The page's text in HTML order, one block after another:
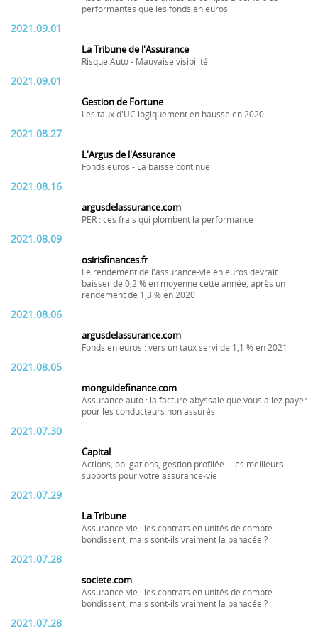
performantes que les fonds en euros
2021.09.01
La Tribune de l'Assurance
Risque Auto - Mauvaise visibilité
2021.09.01
Gestion de Fortune
Les taux d'UC logiquement en hausse en 2020
2021.08.27
L'Argus de l'Assurance
Fonds euros - La baisse continue
2021.08.16
argusdelassurance.com
PER : ces frais qui plombent la performance
2021.08.09
osirisfinances.fr
Le rendement de l'assurance-vie en euros devrait
baisser de 0,2 % en moyenne cette année, après un
rendement de 1,3 % en 2020
2021.08.06
argusdelassurance.com
Fonds en euros : vers un taux servi de 1,1 % en 2021
2021.08.05
monguidefinance.com
Assurance auto : la facture abyssale que vous allez payer
pour les conducteurs non assurés
2021.07.30
Capital
Actions, obligations, gestion profilée... les meilleurs
supports pour votre assurance-vie
2021.07.29
La Tribune
Assurance-vie : les contrats en unités de compte
bondissent, mais sont-ils vraiment la panacée ?
2021.07.28
societe.com
Assurance-vie : les contrats en unités de compte
bondissent, mais sont-ils vraiment la panacée ?
2021.07.28